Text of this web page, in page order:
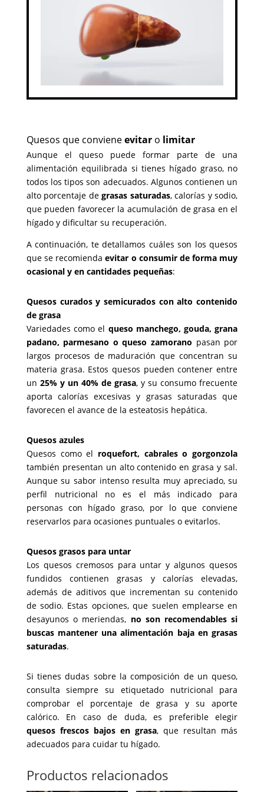
Quesos que convieneevitaro limitar
Aunque el queso puede formar parte de una
alimentación equilibrada si tienes hígado graso, no
todos los tipos son adecuados. Algunos contienen un
alto porcentaje degrasas saturadas, calorías y sodio,
que pueden favorecer la acumulación de grasa en el
hígado y dificultar su recuperación.
A continuación, te detallamos cuáles son los quesos
que se recomiendaevitar o consumir de forma muy
ocasional y en cantidades pequeñas:
Quesos curados y semicurados con alto contenido
de grasa
Variedades como el queso manchego, gouda, grana
padano, parmesano o queso zamorano pasan por
largos procesos de maduración que concentran su
materia grasa. Estos quesos pueden contener entre
un 25% y un 40% de grasa, y su consumo frecuente
aporta calorías excesivas y grasas saturadas que
favorecen el avance de la esteatosis hepática.
Quesos azules
Quesos como el roquefort, cabrales o gorgonzola
también presentan un alto contenido en grasa y sal.
Aunque su sabor intenso resulta muy apreciado, su
perfil nutricional no es el más indicado para
personas con hígado graso, por lo que conviene
reservarlos para ocasiones puntuales o evitarlos.
Quesos grasos para untar
Los quesos cremosos para untar y algunos quesos
fundidos contienen grasas y calorías elevadas,
además de aditivos que incrementan su contenido
de sodio. Estas opciones, que suelen emplearse en
desayunos o meriendas, no son recomendables si
buscas mantener una alimentación baja en grasas
saturadas.
Si tienes dudas sobre la composición de un queso,
consulta siempre su etiquetado nutricional para
comprobar el porcentaje de grasa y su aporte
calórico. En caso de duda, es preferible elegir
quesos frescos bajos en grasa, que resultan más
adecuados para cuidar tu hígado.
Productos relacionados